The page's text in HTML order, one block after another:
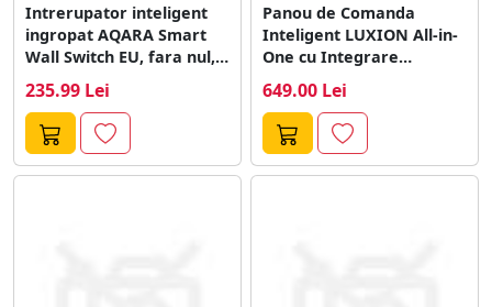
Intrerupator inteligent
ingropat AQARA Smart
Wall Switch EU, fara nul, 2
235.99 Lei
Panou de Comanda
Inteligent LUXION All-in-
One cu Integrare
AC,...
649.00 Lei